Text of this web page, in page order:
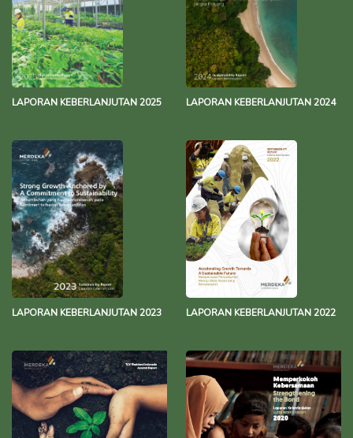
LAPORAN KEBERLANJUTAN 2025 LAPORAN KEBERLANJUTAN 2024
LAPORAN KEBERLANJUTAN 2023 LAPORAN KEBERLANJUTAN 2022